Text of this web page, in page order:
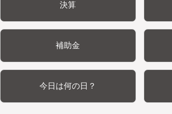
決算
補助金
今日は何の日？